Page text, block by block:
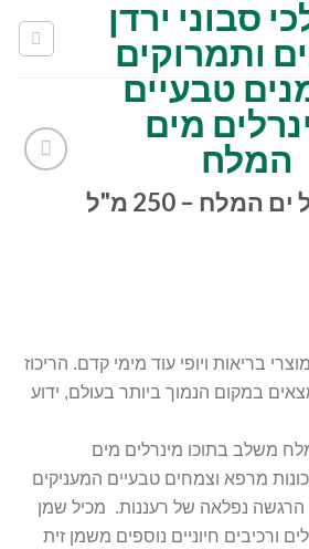
– 250 מ"ל
בריאות ויופי עוד מימי קדם. הריכוז
במקום הנמוך ביותר בעולם, ידוע
משלב בתוכו מינרלים מים
מרפא וצמחים טבעיים המעניקים
הרגשה נפלאה של רעננות. מכיל שמן
ורכיבים חיוניים נוספים משמן זית